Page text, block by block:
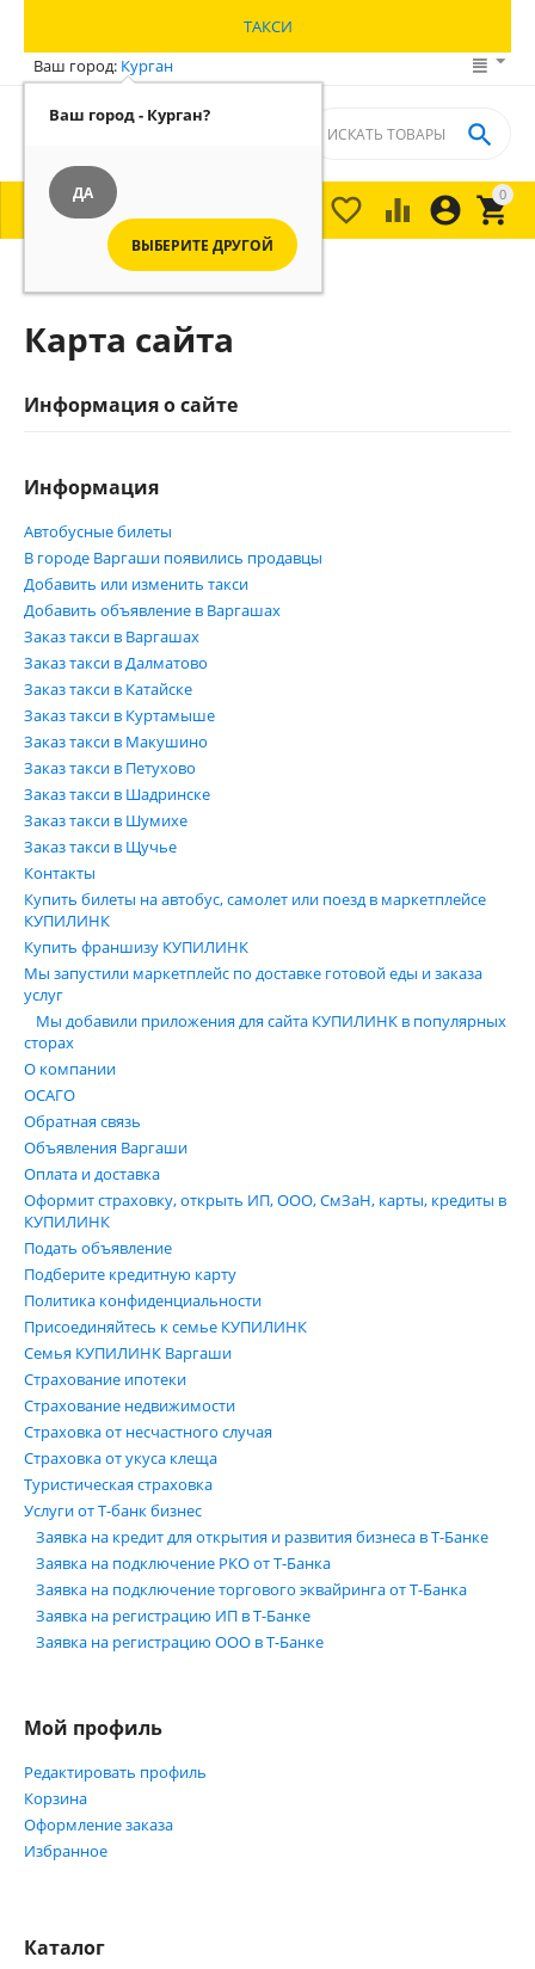
ТАКСИ
Ваш город: Курган
Ваш город - Курган?
ДА
ВЫБЕРИТЕ ДРУГОЙ
0


 

 МЕНЮ
Карта сайта
Информация о сайте
Информация
Автобусные билеты
В городе Варгаши появились продавцы
Добавить или изменить такси
Добавить объявление в Варгашах
Заказ такси в Варгашах
Заказ такси в Далматово
Заказ такси в Катайске
Заказ такси в Куртамыше
Заказ такси в Макушино
Заказ такси в Петухово
Заказ такси в Шадринске
Заказ такси в Шумихе
Заказ такси в Щучье
Контакты
Купить билеты на автобус, самолет или поезд в маркетплейсе
КУПИЛИНК
Купить франшизу КУПИЛИНК
Мы запустили маркетплейс по доставке готовой еды и заказа
услуг
Мы добавили приложения для сайта КУПИЛИНК в популярных
сторах
О компании
ОСАГО
Обратная связь
Объявления Варгаши
Оплата и доставка
Оформит страховку, открыть ИП, ООО, СмЗаН, карты, кредиты в
КУПИЛИНК
Подать объявление
Подберите кредитную карту
Политика конфиденциальности
Присоединяйтесь к семье КУПИЛИНК
Семья КУПИЛИНК Варгаши
Страхование ипотеки
Страхование недвижимости
Страховка от несчастного случая
Страховка от укуса клеща
Туристическая страховка
Услуги от Т-банк бизнес
Заявка на кредит для открытия и развития бизнеса в Т-Банке
Заявка на подключение РКО от Т-Банка
Заявка на подключение торгового эквайринга от Т-Банка
Заявка на регистрацию ИП в Т-Банке
Заявка на регистрацию ООО в Т-Банке
Мой профиль
Редактировать профиль
Корзина
Оформление заказа
Избранное
Каталог